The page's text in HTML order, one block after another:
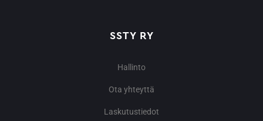
SSTY RY
Hallinto
Ota yhteyttä
Laskutustiedot